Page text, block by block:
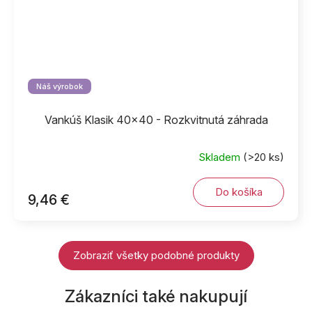
Náš výrobok
Vankúš Klasik 40x40 - Rozkvitnutá záhrada
Skladem (>20 ks)
9,46 € Do košíka
Zobraziť všetky podobné produkty
Zákazníci také nakupují